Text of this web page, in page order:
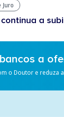
Juro
a
a
o Doutor e reduza